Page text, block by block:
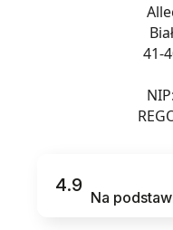
41-
4.9
Na